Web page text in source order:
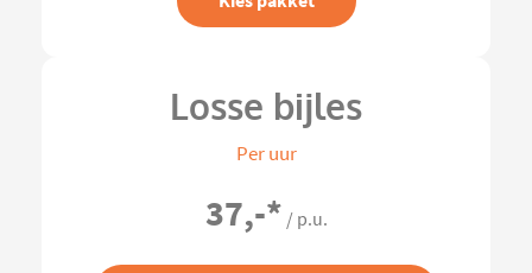
Losse bijles
Per uur
37,-* / p.u.